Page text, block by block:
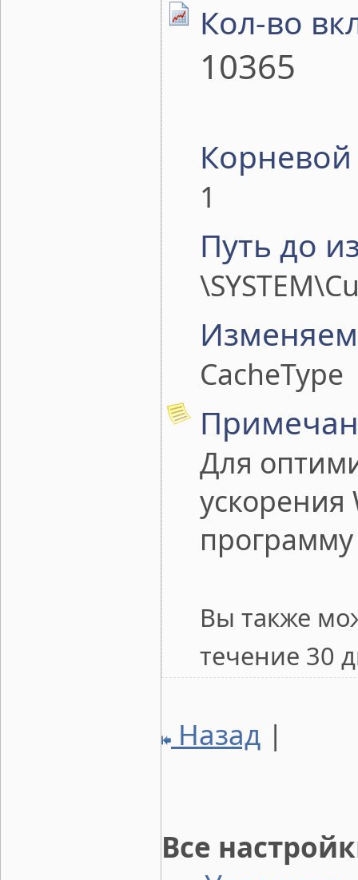
Кол-во
10365
1
Путь до
CacheType
Для
ускорения
Вы также
течение 30
Назад |
Все